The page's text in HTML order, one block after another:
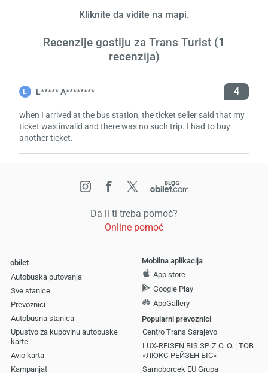
Kliknite da vidite na mapi.
Recenzije gostiju za Trans Turist (1
recenzija)
L L***** A******** 4
when I arrived at the bus station, the ticket seller said that my
ticket was invalid and there was no such trip. I had to buy
another ticket.
Da li ti treba pomoć?
Online pomoć
obilet
Autobuska putovanja
Sve stanice
Prevoznici
Autobusna stanica
Upustvo za kupovinu autobuske
karte
Avio karta
Kampanjat
Mobilna aplikacija
App store
Google Play
AppGallery
Popularni prevoznici
Centro Trans Sarajevo
LUX-REISEN BIS SP. Z O. O. | ТОВ
«ЛЮКС-РЕЙЗЕН БІС»
Samoborcek EU Grupa